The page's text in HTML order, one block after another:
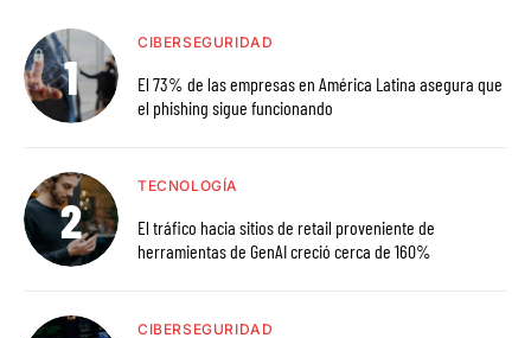
CIBERSEGURIDAD
El 73% de las empresas en América Latina asegura que
el phishing sigue funcionando
TECNOLOGÍA
El tráfico hacia sitios de retail proveniente de
herramientas de GenAI creció cerca de 160%
CIBERSEGURIDAD